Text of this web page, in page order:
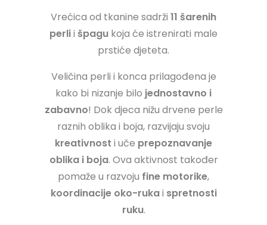
Vrećica od tkanine sadrži 11 šarenih
perlii špagu koja će istrenirati male
prstiće djeteta.
Veličina perli i konca prilagođena je
kako bi nizanje bilo jednostavno i
zabavno! Dok djeca nižu drvene perle
raznih oblika i boja, razvijaju svoju
kreativnost i uče prepoznavanje
oblika i boja. Ova aktivnost također
pomaže u razvoju fine motorike,
koordinacije oko-rukai spretnosti
ruku.